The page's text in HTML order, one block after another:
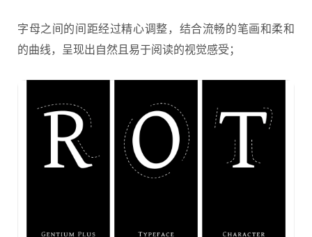
字母之间的间距经过精心调整，结合流畅的笔画和柔和
的曲线，呈现出自然且易于阅读的视觉感受；